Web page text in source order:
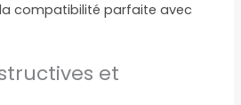
compatibilité parfaite avec
et